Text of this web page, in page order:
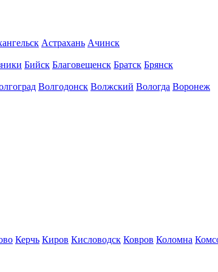
Астрахань Ачинск
Бийск Благовещенск Братск Брянск
Волгодонск Волжский Вологда Воронеж
Керчь Киров Кисловодск Ковров Коломна